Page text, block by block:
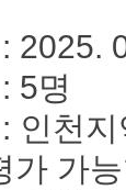
5명
천지
가 가